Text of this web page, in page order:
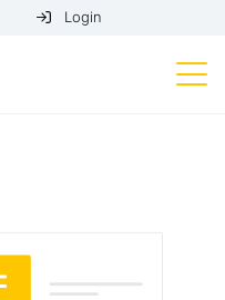
Login